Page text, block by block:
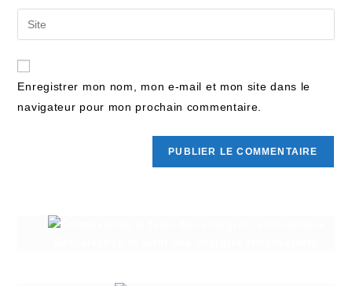
Enregistrer mon nom, mon e-mail et mon site dans le
navigateur pour mon prochain commentaire.